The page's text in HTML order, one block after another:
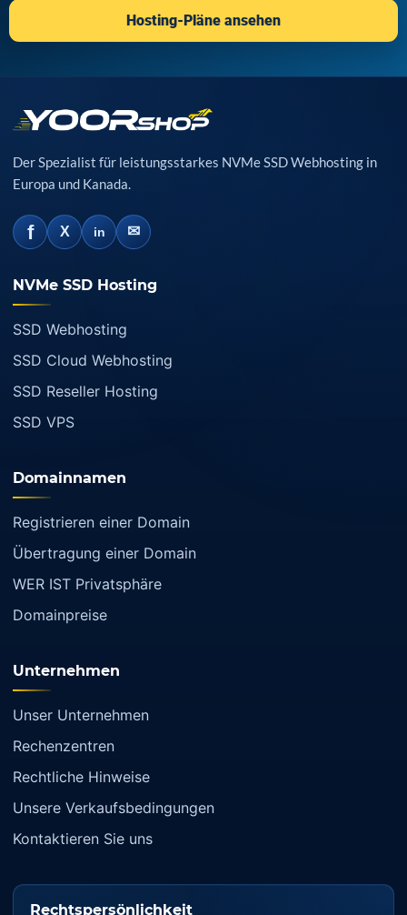
Hosting-Pläne ansehen
Der Spezialist für leistungsstarkes NVMe SSD Webhosting in
Europa und Kanada.
f X in ✉
NVMe SSD Hosting
SSD Webhosting
SSD Cloud Webhosting
SSD Reseller Hosting
SSD VPS
Domainnamen
Registrieren einer Domain
Übertragung einer Domain
WER IST Privatsphäre
Domainpreise
Unternehmen
Unser Unternehmen
Rechenzentren
Rechtliche Hinweise
Unsere Verkaufsbedingungen
Kontaktieren Sie uns
Rechtspersönlichkeit